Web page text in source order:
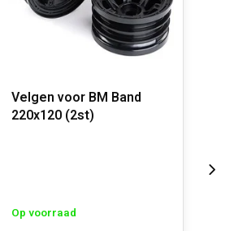
Velgen voor BM Band
220x120 (2st)
Op voorraad